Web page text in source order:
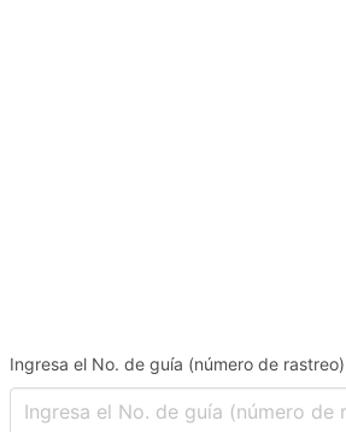
Ingresa el No. de guía (número de rastreo)